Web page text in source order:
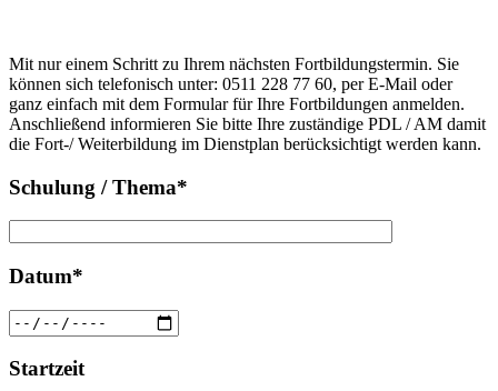
Feld
leer.
lasse
dieses
Feld
leer.
Mit nur einem Schritt zu Ihrem nächsten Fortbildungstermin. Sie
können sich telefonisch unter: 0511 228 77 60, per E-Mail oder
ganz einfach mit dem Formular für Ihre Fortbildungen anmelden.
Anschließend informieren Sie bitte Ihre zuständige PDL / AM damit
die Fort-/ Weiterbildung im Dienstplan berücksichtigt werden kann.
Schulung / Thema*
Datum*
Startzeit